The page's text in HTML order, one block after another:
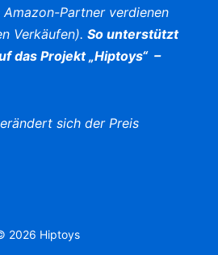
Partner verdienen
Verkäufen). So unterstützt
das Projekt „Hiptoys“ –
sich der Preis
2026 Hiptoys